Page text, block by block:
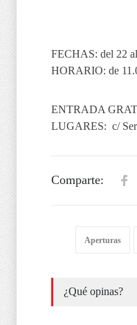
FECHAS: del 22
HORARIO: de
ENTRADA
LUGARES: c/
Comparte:
Aperturas
¿Qué opinas?